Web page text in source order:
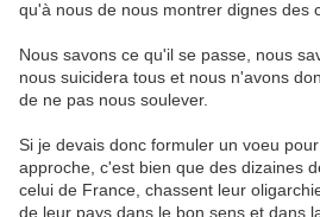
qu'à nous de nous montrer dignes des
Nous savons ce qu'il se passe, nous
nous suicidera tous et nous n'avons
de ne pas nous soulever.
Si je devais donc formuler un voeu
approche, c'est bien que des dizaines
celui de France, chassent leur
de leur pays dans le bon sens et dans